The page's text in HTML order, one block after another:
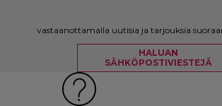
vastaanottamalla uutisia ja tarjouksia
HALUAN
SÄHKÖPOSTIVIESTEJÄ